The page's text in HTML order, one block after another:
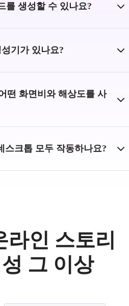
를 생성할 수 있나요?
기가 있나요?
떤 화면비와 해상도를 사
스크톱 모두 작동하나요?
인 스토리
그 이상